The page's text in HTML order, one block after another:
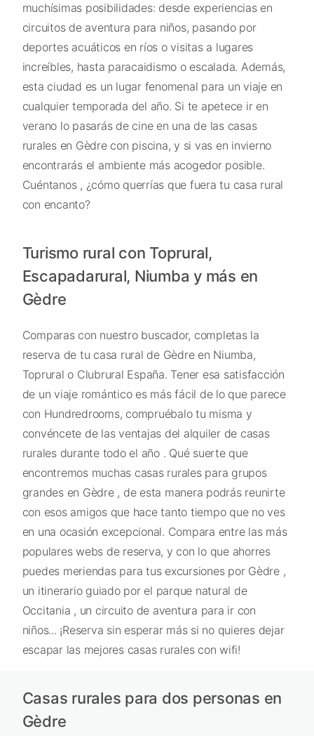
muchísimas posibilidades: desde experiencias en
circuitos de aventura para niños, pasando por
deportes acuáticos en ríos o visitas a lugares
increíbles, hasta paracaidismo o escalada. Además,
esta ciudad es un lugar fenomenal para un viaje en
cualquier temporada del año. Si te apetece ir en
verano lo pasarás de cine en una de las casas
rurales en Gèdre con piscina, y si vas en invierno
encontrarás el ambiente más acogedor posible.
Cuéntanos , ¿cómo querrías que fuera tu casa rural
con encanto?
Turismo rural con Toprural,
Escapadarural, Niumba y más en
Gèdre
Comparas con nuestro buscador, completas la
reserva de tu casa rural de Gèdre en Niumba,
Toprural o Clubrural España. Tener esa satisfacción
de un viaje romántico es más fácil de lo que parece
con Hundredrooms, compruébalo tu misma y
convéncete de las ventajas del alquiler de casas
rurales durante todo el año . Qué suerte que
encontremos muchas casas rurales para grupos
grandes en Gèdre , de esta manera podrás reunirte
con esos amigos que hace tanto tiempo que no ves
en una ocasión excepcional. Compara entre las más
populares webs de reserva, y con lo que ahorres
puedes meriendas para tus excursiones por Gèdre ,
un itinerario guiado por el parque natural de
Occitania , un circuito de aventura para ir con
niños... ¡Reserva sin esperar más si no quieres dejar
escapar las mejores casas rurales con wifi!
Casas rurales para dos personas en
Gèdre